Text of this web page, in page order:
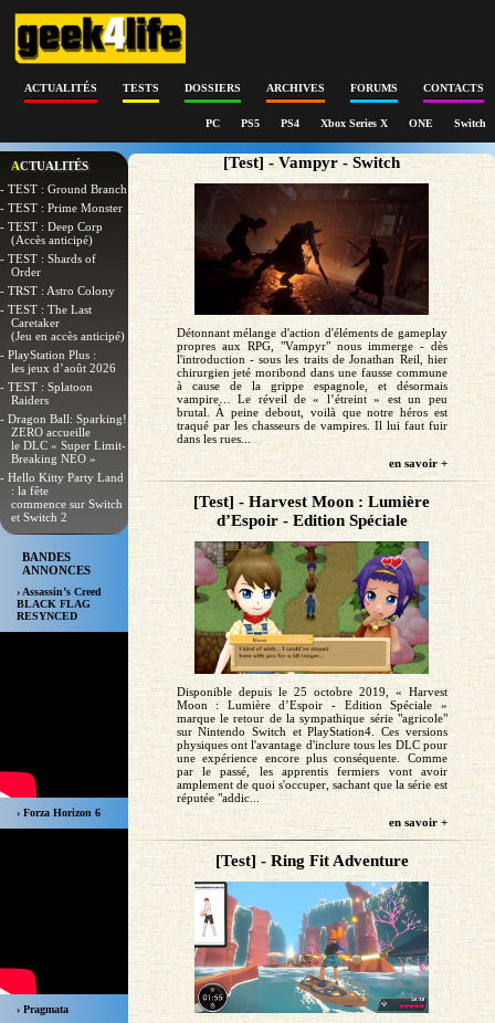
ACTUALITÉS TESTS DOSSIERS ARCHIVES FORUMS CONTACTS
PC PS5 PS4 Xbox Series X ONE Switch
ACTUALITÉS
- TEST : Ground Branch
- TEST : Prime Monster
- TEST : Deep Corp
(Accès anticipé)
- TEST : Shards of
Order
- TRST : Astro Colony
- TEST : The Last
Caretaker
(Jeu en accès anticipé)
- PlayStation Plus :
les jeux d’août 2026
- TEST : Splatoon
Raiders
- Dragon Ball: Sparking!
ZERO accueille
le DLC « Super Limit-
Breaking NEO »
- Hello Kitty Party Land
: la fête
commence sur Switch
et Switch 2
BANDES
ANNONCES
› Assassin’s Creed
BLACK FLAG
RESYNCED
› Forza Horizon 6
› Pragmata
[Test] - Vampyr - Switch
Détonnant mélange d'action d'éléments de gameplay
propres aux RPG, "Vampyr" nous immerge - dès
l'introduction - sous les traits de Jonathan Reil, hier
chirurgien jeté moribond dans une fausse commune
à cause de la grippe espagnole, et désormais
vampire… Le réveil de « l’étreint » est un peu
brutal. À peine debout, voilà que notre héros est
traqué par les chasseurs de vampires. Il lui faut fuir
dans les rues...
en savoir +
[Test] - Harvest Moon : Lumière
d’Espoir - Edition Spéciale
Disponible depuis le 25 octobre 2019, « Harvest
Moon : Lumière d’Espoir - Edition Spéciale »
marque le retour de la sympathique série "agricole"
sur Nintendo Switch et PlayStation4. Ces versions
physiques ont l'avantage d'inclure tous les DLC pour
une expérience encore plus conséquente. Comme
par le passé, les apprentis fermiers vont avoir
amplement de quoi s'occuper, sachant que la série est
réputée "addic...
en savoir +
[Test] - Ring Fit Adventure